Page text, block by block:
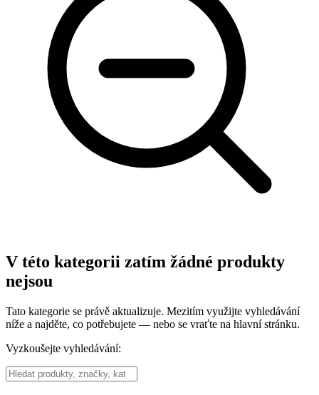
V této kategorii zatím žádné produkty
nejsou
Tato kategorie se právě aktualizuje. Mezitím využijte vyhledávání
níže a najděte, co potřebujete — nebo se vraťte na hlavní stránku.
Vyzkoušejte vyhledávání: